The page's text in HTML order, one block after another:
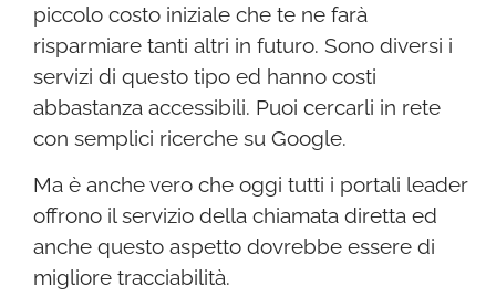
piccolo costo iniziale che te ne farà
risparmiare tanti altri in futuro. Sono diversi i
servizi di questo tipo ed hanno costi
abbastanza accessibili. Puoi cercarli in rete
con semplici ricerche su Google.
Ma è anche vero che oggi tutti i portali leader
offrono il servizio della chiamata diretta ed
anche questo aspetto dovrebbe essere di
migliore tracciabilità.